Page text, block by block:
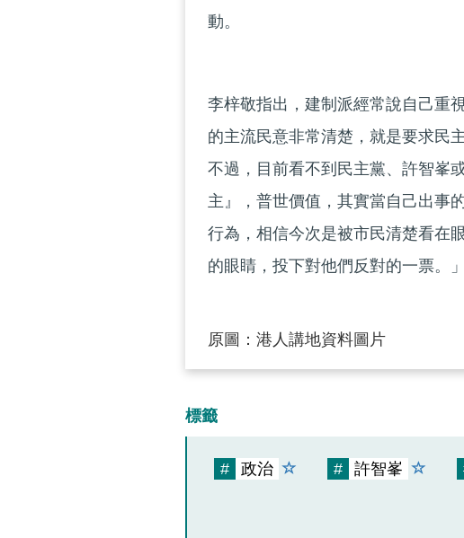
動。
李梓敬指出，建制派經常說自己重
的主流民意非常清楚，就是要求民
不過，目前看不到民主黨、許智峯
主』，普世價值，其實當自己出事
行為，相信今次是被市民清楚看在
的眼睛，投下對他們反對的一票。」
原圖：港人講地資料圖片
標籤
# 政治 # 許智峯